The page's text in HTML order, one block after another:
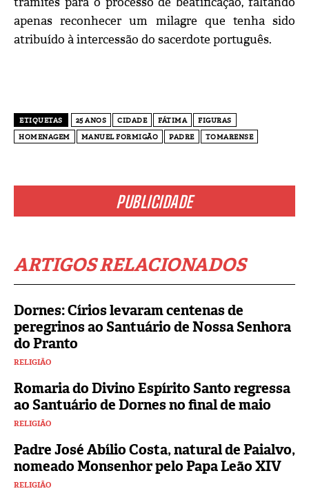
PUBLICIDADE
ARTIGOS RELACIONADOS
Dornes: Círios levaram centenas de
peregrinos ao Santuário de Nossa Senhora
do Pranto
RELIGIÃO
Romaria do Divino Espírito Santo regressa
ao Santuário de Dornes no final de maio
RELIGIÃO
Padre José Abílio Costa, natural de Paialvo,
nomeado Monsenhor pelo Papa Leão XIV
RELIGIÃO
apenas reconhecer um milagre que tenha sido
atribuído à intercessão do sacerdote português.
ETIQUETAS 25 ANOS CIDADE FÁTIMA
FIGURAS
HOMENAGEM
MANUEL FORMIGÃO PADRE TOMARENSE